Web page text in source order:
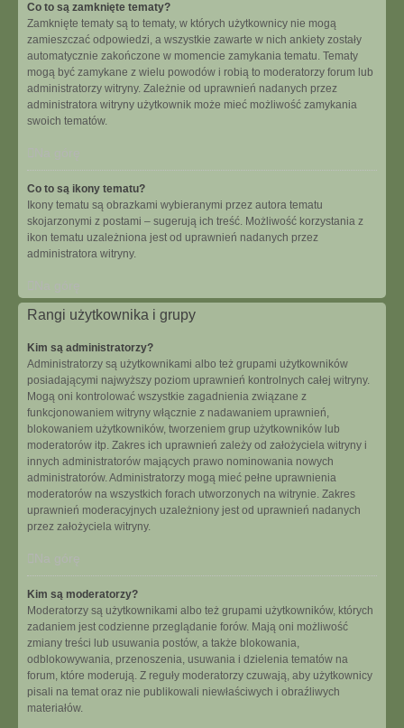
Co to są zamknięte tematy?
Zamknięte tematy są to tematy, w których użytkownicy nie mogą
zamieszczać odpowiedzi, a wszystkie zawarte w nich ankiety zostały
automatycznie zakończone w momencie zamykania tematu. Tematy
mogą być zamykane z wielu powodów i robią to moderatorzy forum lub
administratorzy witryny. Zależnie od uprawnień nadanych przez
administratora witryny użytkownik może mieć możliwość zamykania
swoich tematów.
Co to są ikony tematu?
Ikony tematu są obrazkami wybieranymi przez autora tematu
skojarzonymi z postami – sugerują ich treść. Możliwość korzystania z
ikon tematu uzależniona jest od uprawnień nadanych przez
administratora witryny.
Rangi użytkownika i grupy
Kim są administratorzy?
Administratorzy są użytkownikami albo też grupami użytkowników
posiadającymi najwyższy poziom uprawnień kontrolnych całej witryny.
Mogą oni kontrolować wszystkie zagadnienia związane z
funkcjonowaniem witryny włącznie z nadawaniem uprawnień,
blokowaniem użytkowników, tworzeniem grup użytkowników lub
moderatorów itp. Zakres ich uprawnień zależy od założyciela witryny i
innych administratorów mających prawo nominowania nowych
administratorów. Administratorzy mogą mieć pełne uprawnienia
moderatorów na wszystkich forach utworzonych na witrynie. Zakres
uprawnień moderacyjnych uzależniony jest od uprawnień nadanych
przez założyciela witryny.
Na górę
Kim są moderatorzy?
Moderatorzy są użytkownikami albo też grupami użytkowników, których
zadaniem jest codzienne przeglądanie forów. Mają oni możliwość
zmiany treści lub usuwania postów, a także blokowania,
odblokowywania, przenoszenia, usuwania i dzielenia tematów na
forum, które moderują. Z reguły moderatorzy czuwają, aby użytkownicy
pisali na temat oraz nie publikowali niewłaściwych i obraźliwych
materiałów.